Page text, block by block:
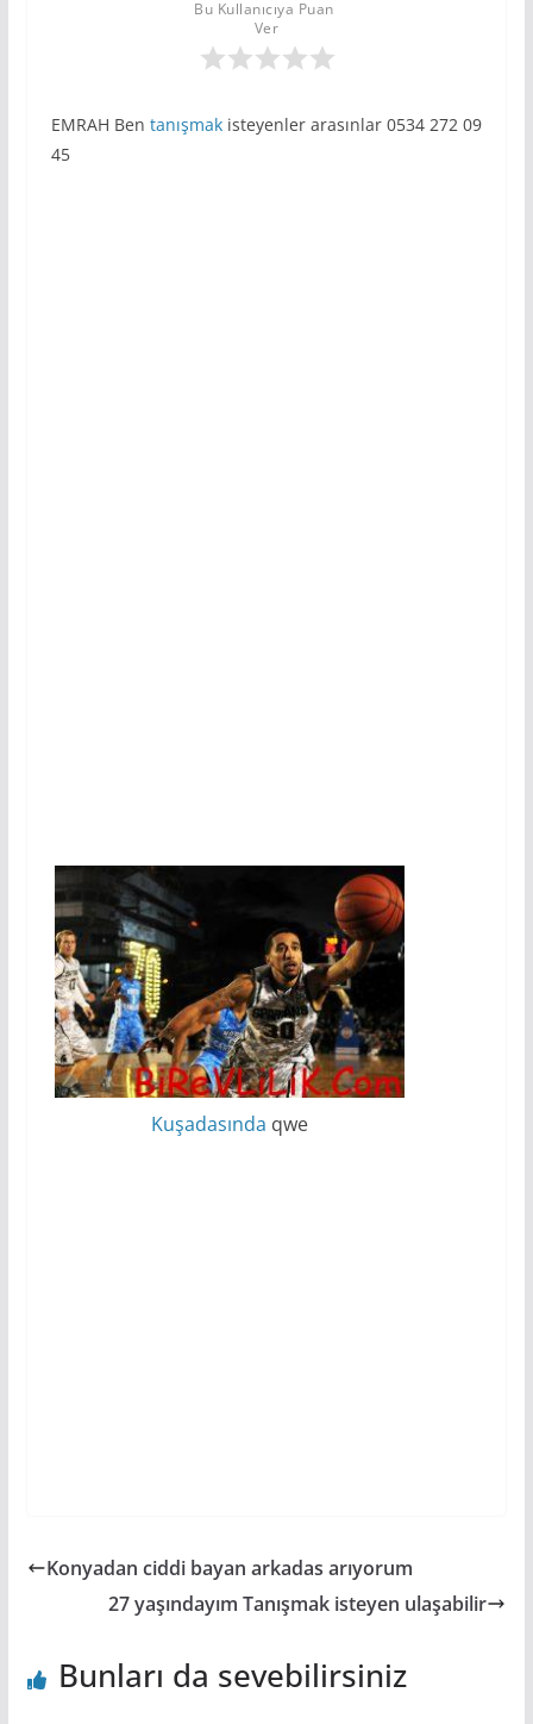
Bu Kullanıcıya Puan
Ver
EMRAH Ben tanışmakisteyenler arasınlar 0534 272 09
45
Kuşadasında qwe
Konyadan ciddi bayan arkadas arıyorum
27 yaşındayım Tanışmak isteyen ulaşabilir
Bunları da sevebilirsiniz